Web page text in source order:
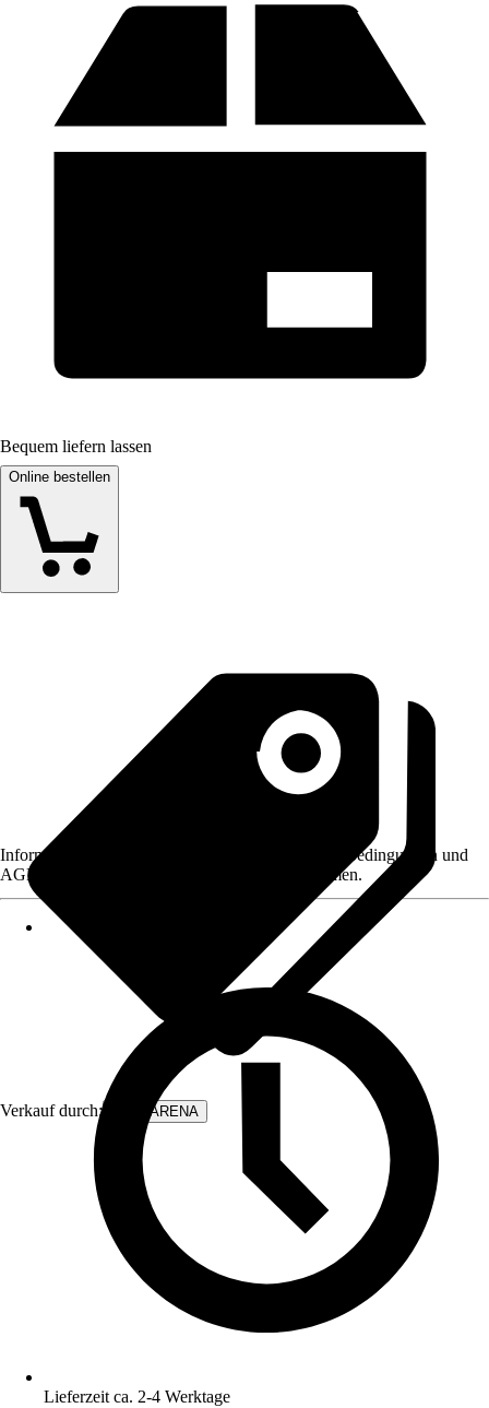
Bequem liefern lassen
Online bestellen
Verkauf durch: WALLARENA
Informationen des Verkäufers, wie z. B. Rückgabebedingungen und
AGB, finden Sie bei Klick auf den Verkäufernamen.
Lieferzeit ca. 2-4 Werktage